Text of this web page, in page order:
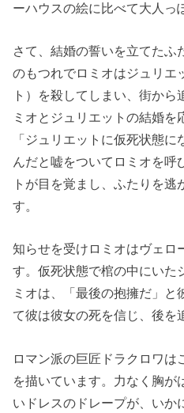
ーハウスの絵に比べて大人っ
さて、結婚の誓いを立てたふ
のもつれでロミオはジュリエ
ト）を殺してしまい、街から
ミオとジュリエットの結婚を
「ジュリエットに仮死状態
んだと嘘をついてロミオを呼
トが目を覚まし、ふたりを逃
す。
知らせを受けロミオはヴェロ
す。仮死状態で棺の中にいた
ミオは、「最後の抱擁だ」と
て彼は彼女の死を信じ、後を
ロマン派の巨匠ドラクロワは
を描いています。力なく胸が
いドレスのドレープが、いか